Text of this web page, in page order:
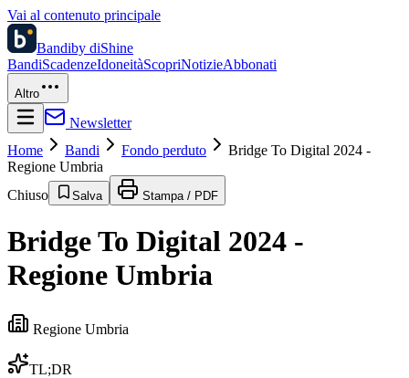
Vai al contenuto principale
Bandiby diShine
BandiScadenzeIdoneitàScopriNotizieAbbonati
Altro
Newsletter
Home
Bandi Fondo perduto
Bridge To Digital 2024 -
Regione Umbria
Chiuso
Salva Stampa / PDF
Bridge To Digital 2024 -
Regione Umbria
Regione Umbria
TL;DR